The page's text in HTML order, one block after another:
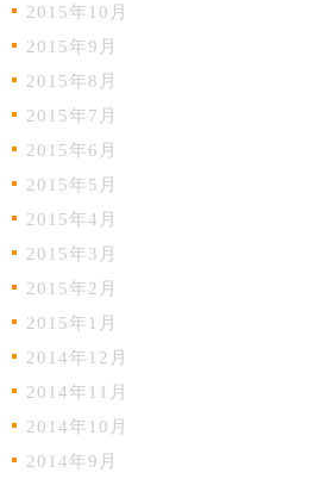
2015年10月
2015年9月
2015年8月
2015年7月
2015年6月
2015年5月
2015年4月
2015年3月
2015年2月
2015年1月
2014年12月
2014年11月
2014年10月
2014年9月